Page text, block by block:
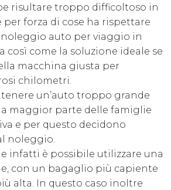
risultare troppo difficoltoso in
forza di cose ha rispettare
auto per viaggio in
così come la soluzione ideale se
macchina giusta per
chilometri.
un’auto troppo grande
maggior parte delle famiglie
e per questo decidono
noleggio.
infatti è possibile utilizzare una
con un bagaglio più capiente
alta. In questo caso inoltre